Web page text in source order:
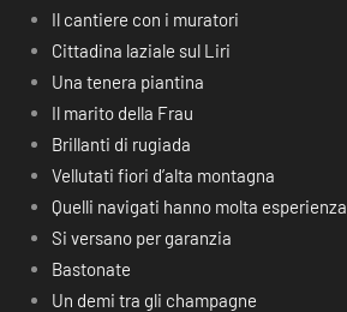
Il cantiere con i muratori
Cittadina laziale sul Liri
Una tenera piantina
Il marito della Frau
Brillanti di rugiada
Vellutati fiori d’alta montagna
Quelli navigati hanno molta esperienza
Si versano per garanzia
Bastonate
Un demi tra gli champagne